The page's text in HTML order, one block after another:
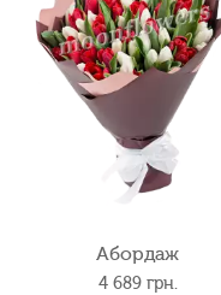
Абордаж
4 689 грн.